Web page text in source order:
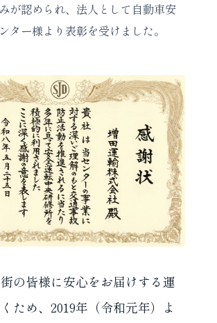
が認められ、法人として自動車安
ター様より表彰を受けました。
の皆様に安心をお届けする運
ため、2019年（令和元年）よ